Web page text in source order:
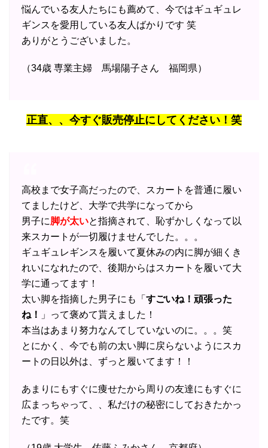
悩んでいる友人たちにも薦めて、今ではギュギュレ
ギンスを愛用している友人ばかりです 笑
ありがとうございました。
（34歳 専業主婦 馬場陽子さん 福岡県）
正直、、今すぐ販売停止にしてください！笑
高校まで女子高だったので、スカートを普通に履い
てましたけど、大学で共学になってから
男子に脚が太いと指摘されて、恥ずかしくなって以
来スカートが一切履けませんでした。。。
ギュギュレギンスを履いて夏休みの内に脚が細くき
れいになれたので、後期からはスカートを履いて大
学に通ってます！
太い脚を指摘した男子にも「 すごいね！頑張った
ね！
」って褒めて貰えました！
本当はあまり努力なんてしていないのに。。。笑
とにかく、今でも前の太い脚に戻らないようにスカ
ートの日以外は、ずっと履いてます！！
あまりにもすぐに痩せたから周りの友達にもすぐに
広まっちゃって、、私だけの秘密にしておきたかっ
たです。笑